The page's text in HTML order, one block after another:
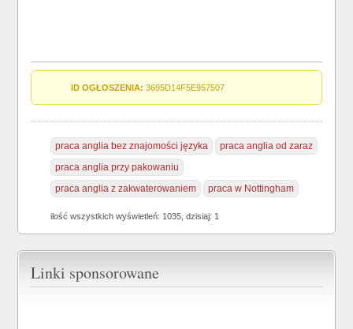
ID OGŁOSZENIA: 3695D14F5E957507
praca anglia bez znajomości języka
praca anglia od zaraz
praca anglia przy pakowaniu
praca anglia z zakwaterowaniem
praca w Nottingham
ilość wszystkich wyświetleń: 1035, dzisiaj: 1
Linki sponsorowane